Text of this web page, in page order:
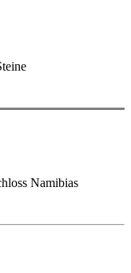
Namibias